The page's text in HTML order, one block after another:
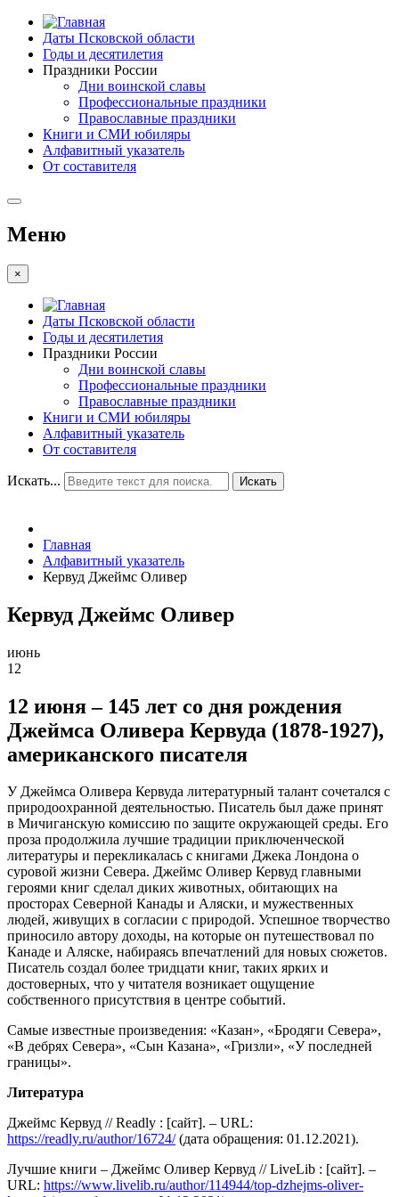
Даты Псковской области
Годы и десятилетия
Праздники России
Дни воинской славы
Профессиональные праздники
Православные праздники
Книги и СМИ юбиляры
Алфавитный указатель
От составителя
Меню
×
Даты Псковской области
Годы и десятилетия
Праздники России
Дни воинской славы
Профессиональные праздники
Православные праздники
Книги и СМИ юбиляры
Алфавитный указатель
От составителя
Искать... Искать
Главная
Алфавитный указатель
Кервуд Джеймс Оливер
Кервуд Джеймс Оливер
июнь
12
12 июня – 145 лет со дня рождения
Джеймса Оливера Кервуда (1878-1927),
американского писателя
У Джеймса Оливера Кервуда литературный талант сочетался с
природоохранной деятельностью. Писатель был даже принят
в Мичиганскую комиссию по защите окружающей среды. Его
проза продолжила лучшие традиции приключенческой
литературы и перекликалась с книгами Джека Лондона о
суровой жизни Севера. Джеймс Оливер Кервуд главными
героями книг сделал диких животных, обитающих на
просторах Северной Канады и Аляски, и мужественных
людей, живущих в согласии с природой. Успешное творчество
приносило автору доходы, на которые он путешествовал по
Канаде и Аляске, набираясь впечатлений для новых сюжетов.
Писатель создал более тридцати книг, таких ярких и
достоверных, что у читателя возникает ощущение
собственного присутствия в центре событий.
Самые известные произведения: «Казан», «Бродяги Севера»,
«В дебрях Севера», «Сын Казана», «Гризли», «У последней
границы».
Литература
Джеймс Кервуд // Readly : [сайт]. – URL:
https://readly.ru/author/16724/(дата обращения: 01.12.2021).
Лучшие книги – Джеймс Оливер Кервуд // LiveLib : [сайт]. –
URL: https://www.livelib.ru/author/114944/top-dzhejms-oliver-